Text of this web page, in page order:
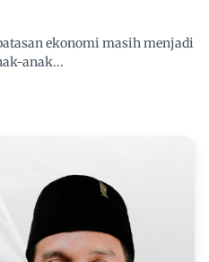
ekonomi masih menjadi
anak...